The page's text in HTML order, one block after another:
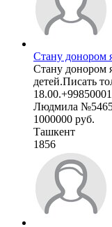
Стану донором
Стану донором
детей.Писать
Людмила
1000000 руб.
Ташкент
1856